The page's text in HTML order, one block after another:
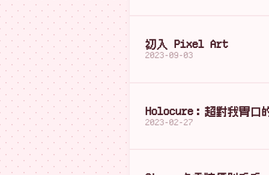
初入 Pixel Art
2023-09-03
Holocure：超對我胃口
2023-02-27